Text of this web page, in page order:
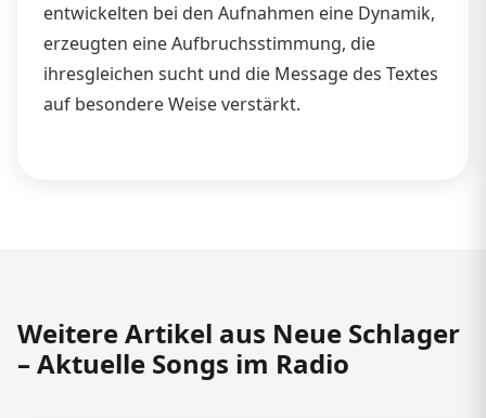
entwickelten bei den Aufnahmen eine Dynamik,
erzeugten eine Aufbruchsstimmung, die
ihresgleichen sucht und die Message des Textes
auf besondere Weise verstärkt.
Weitere Artikel aus Neue Schlager
– Aktuelle Songs im Radio